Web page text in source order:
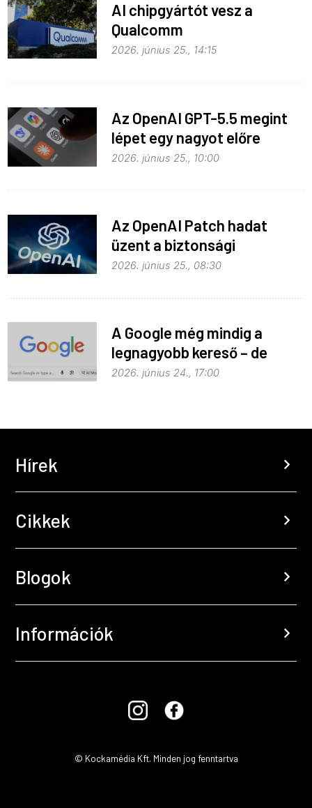
AI chipgyártót vesz a
Qualcomm
2026. június 25., 14:15
Az OpenAI GPT-5.5 megint
lépet egy nagyot előre
2026. június 25., 10:00
Az OpenAI Patch hadat
üzent a biztonsági
problémáknak
2026. június 25., 08:30
A Google még mindig a
legnagyobb kereső – de
vajon a legjobb is?
2026. június 24., 17:00
Hírek chevron_right
Cikkek chevron_right
Blogok chevron_right
Információk chevron_right
© Kockamédia Kft. Minden jog fenntartva